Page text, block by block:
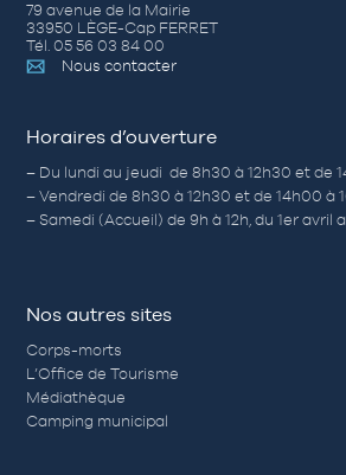
79 avenue de la Mairie
33950 LÈGE-Cap FERRET
Tél. 05 56 03 84 00
Nous contacter
Horaires d’ouverture
– Du lundi au jeudi de 8h30 à 12h30 et de
– Vendredi de 8h30 à 12h30 et de 14h00 à
– Samedi (Accueil) de 9h à 12h, du 1er avril
Nos autres sites
Corps-morts
L’Office de Tourisme
Médiathèque
Camping municipal